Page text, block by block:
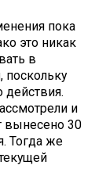
пока
это никак
в
поскольку
действия.
и
вынесено 30
Тогда же